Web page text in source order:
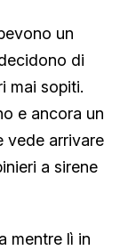
un
di
mai sopiti.
e ancora un
vede arrivare
a sirene
mentre lì in